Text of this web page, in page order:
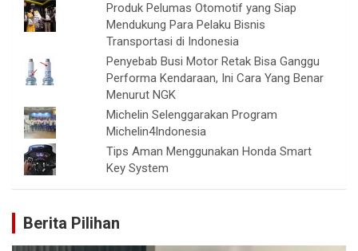
Produk Pelumas Otomotif yang Siap
Mendukung Para Pelaku Bisnis
Transportasi di Indonesia
Penyebab Busi Motor Retak Bisa Ganggu
Performa Kendaraan, Ini Cara Yang Benar
Menurut NGK
Michelin Selenggarakan Program
Michelin4Indonesia
Tips Aman Menggunakan Honda Smart
Key System
Berita Pilihan